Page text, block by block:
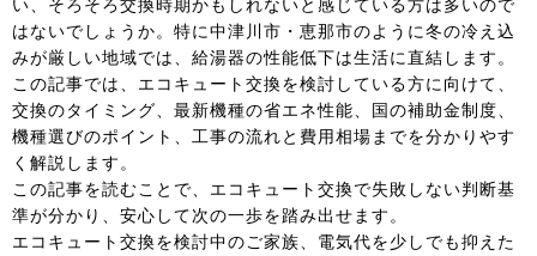
い、そろそろ交換時期かもしれないと感じている方は多いので
はないでしょうか。特に中津川市・恵那市のように冬の冷え込
みが厳しい地域では、給湯器の性能低下は生活に直結します。
この記事では、エコキュート交換を検討している方に向けて、
交換のタイミング、最新機種の省エネ性能、国の補助金制度、
機種選びのポイント、工事の流れと費用相場までを分かりやす
く解説します。
この記事を読むことで、エコキュート交換で失敗しない判断基
準が分かり、安心して次の一歩を踏み出せます。
エコキュート交換を検討中のご家族、電気代を少しでも抑えた